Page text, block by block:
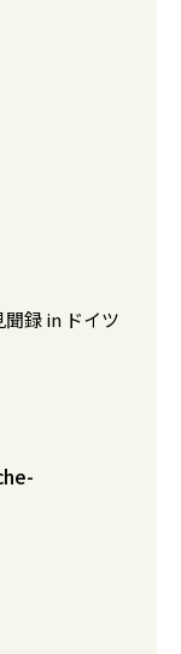
聞録 in ドイツ